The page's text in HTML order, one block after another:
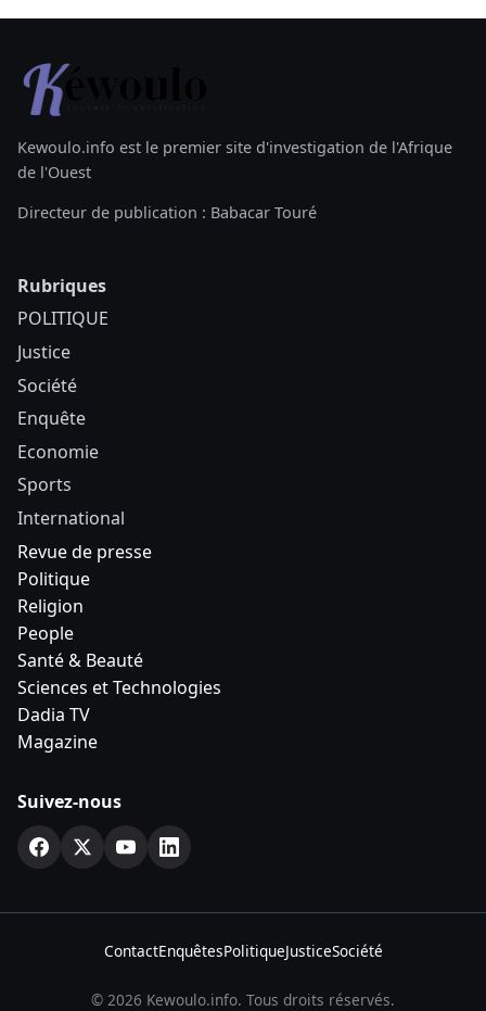
Kewoulo.info est le premier site d'investigation de l'Afrique
de l'Ouest
Directeur de publication : Babacar Touré
Rubriques
POLITIQUE
Justice
Société
Enquête
Economie
Sports
International
Revue de presse
Politique
Religion
People
Santé & Beauté
Sciences et Technologies
Dadia TV
Magazine
Suivez-nous
ContactEnquêtesPolitiqueJusticeSociété
© 2026 Kewoulo.info. Tous droits réservés.